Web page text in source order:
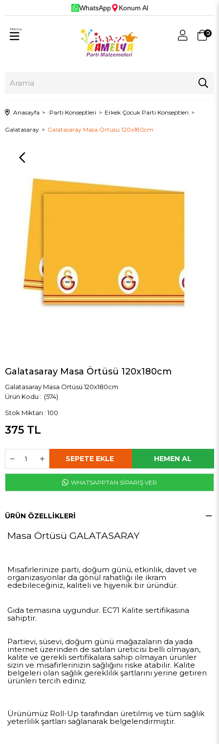
WhatsApp Konum Al
0
Menu
Anasayfa Parti Konseptleri Erkek Çocuk Parti Konseptleri
Galatasaray Galatasaray Masa Örtüsü 120x180cm
Galatasaray Masa Örtüsü 120x180cm
Galatasaray Masa Örtüsü 120x180cm
(574)
Stok Miktarı : 100
375 TL
WHATSAPPTAN SİPARİŞ VER
ÜRÜN ÖZELLIKLERI
Masa Örtüsü GALATASARAY
Misafirlerinize parti, doğum günü, etkinlik, davet ve
organizasyonlar da gönül rahatlığı ile ikram
edebileceğiniz, kaliteli ve hijyenik bir üründür.
Gıda temasına uygundur. EC71 Kalite sertifikasına
sahiptir.
Partievi, süsevi, doğum günü mağazaların da yada
internet üzerinden de satılan üreticisi belli olmayan,
kalite ve gerekli sertifikalara sahip olmayan ürünler
sizin ve misafirlerinizin sağlığını riske atabilir. Kalite
belgeleri olan sağlık gereklilik şartlarını yerine getiren
ürünleri tercih ediniz.
Ürünümüz Roll-Up tarafından üretilmiş ve tüm sağlık
yeterlilik şartları sağlanarak belgelendirmiştir.